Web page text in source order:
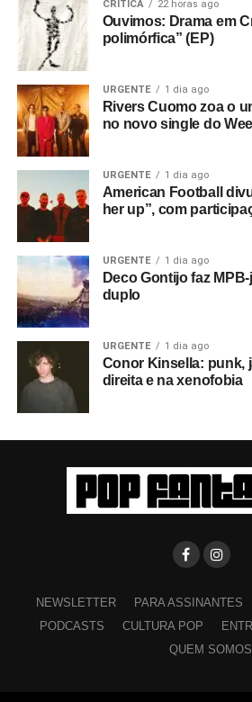
CRÍTICA 22 horas ago
Ouvimos: Drama em
polimórfica” (EP)
URGENTE 1 dia ago
Rivers Cuomo zoa o
no novo single do
URGENTE 1 dia ago
American Football
her up”, com
URGENTE 1 dia ago
Deco Gontijo faz
duplo
URGENTE 1 dia ago
Conor Kinsella: punk,
direita e na xenofobia
NEWSLETTER PARA ASSINANTES
PODCASTS
CULTURA POP
QUEM SOMOS